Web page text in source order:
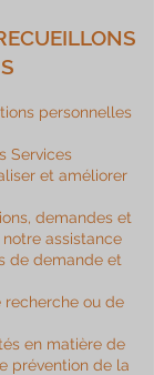
personnelles
Services
et améliorer
demandes et
assistance
de demande et
recherche ou de
en matière de
prévention de la